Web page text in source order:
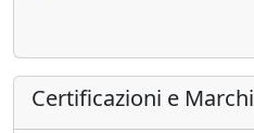
Certificazioni e Marchi